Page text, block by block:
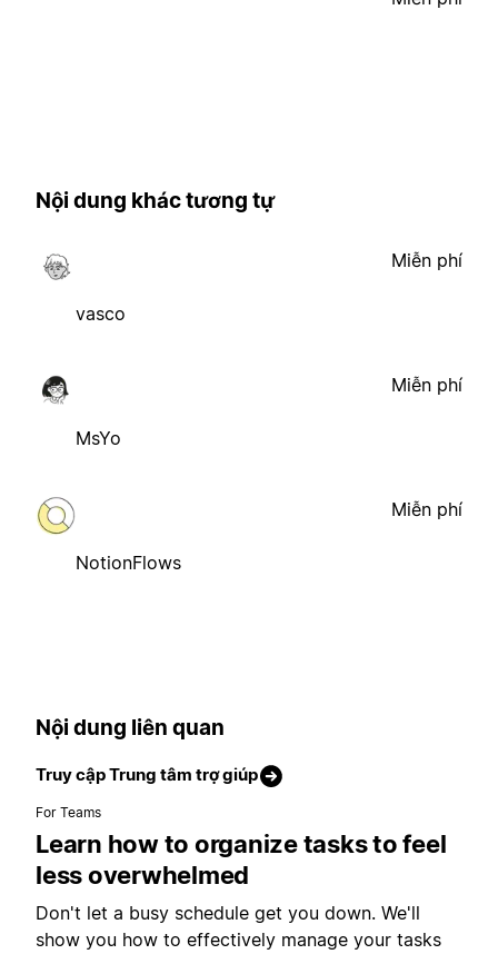
Nội dung khác tương tự
vasco
Miễn phí
MsYo
Miễn phí
NotionFlows
Miễn phí
Nội dung liên quan
Truy cập Trung tâm trợ giúp
For Teams
Learn how to organize tasks to feel
less overwhelmed
Don't let a busy schedule get you down. We'll
show you how to effectively manage your tasks